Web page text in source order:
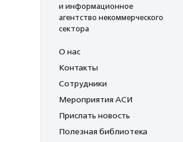
и информационное
агентство некоммерческого
сектора
О нас
Контакты
Сотрудники
Мероприятия АСИ
Прислать новость
Полезная библиотека